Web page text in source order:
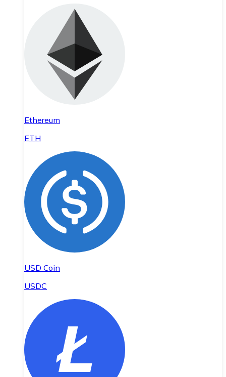
Ethereum
ETH
USD Coin
USDC